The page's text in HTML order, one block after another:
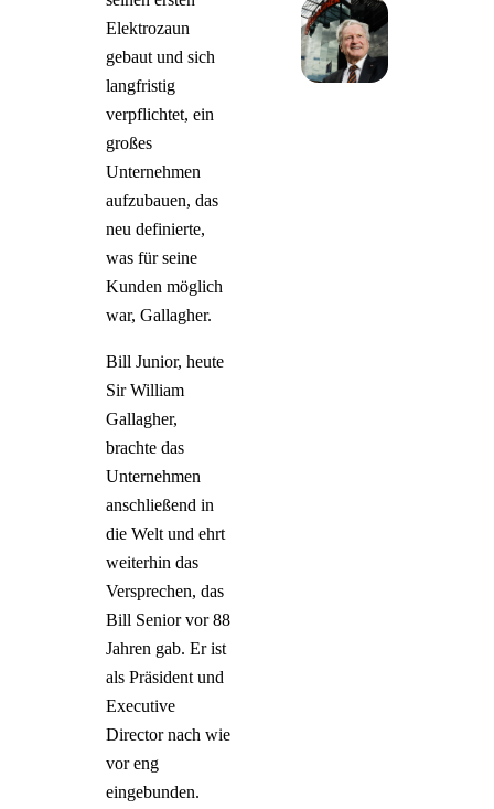
Elektrozaun
gebaut und sich
langfristig
verpflichtet, ein
großes
Unternehmen
aufzubauen, das
neu definierte,
was für seine
Kunden möglich
war, Gallagher.
Bill Junior, heute
Sir William
Gallagher,
brachte das
Unternehmen
anschließend in
die Welt und ehrt
weiterhin das
Versprechen, das
Bill Senior vor 88
Jahren gab. Er ist
als Präsident und
Executive
Director nach wie
vor eng
eingebunden.